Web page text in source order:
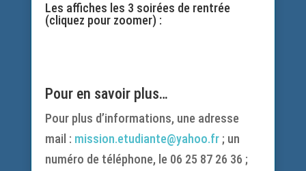
Les affiches les 3 soirées de rentrée
(cliquez pour zoomer) :
Pour en savoir plus…
Pour plus d’informations, une adresse
mail : mission.etudiante@yahoo.fr; un
numéro de téléphone, le 06 25 87 26 36 ;